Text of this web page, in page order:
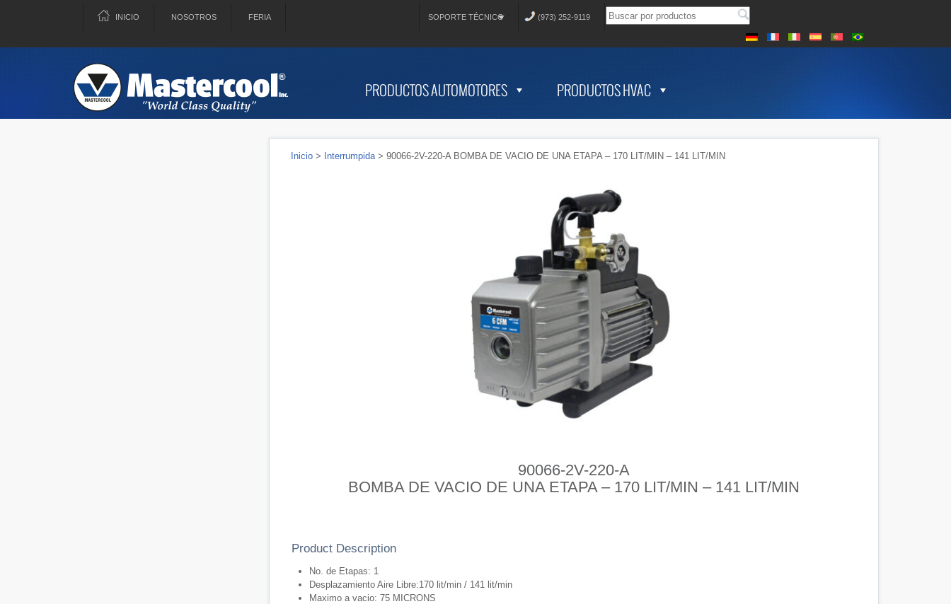
INICIO NOSOTROS FERIA SOPORTE TÉCNICO (973) 252-9119
PRODUCTOS AUTOMOTORES PRODUCTOS HVAC
Inicio> Interrumpida> 90066-2V-220-A BOMBA DE VACIO DE UNA ETAPA – 170 LIT/MIN – 141 LIT/MIN
90066-2V-220-A
BOMBA DE VACIO DE UNA ETAPA – 170 LIT/MIN – 141 LIT/MIN
Product Description
No. de Etapas: 1
Desplazamiento Aire Libre:170 lit/min / 141 lit/min
Maximo a vacio: 75 MICRONS